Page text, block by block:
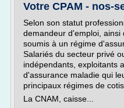
Votre CPAM - nos-
Selon son statut
demandeur d'emploi,
soumis à un régime
Salariés du secteur privé
indépendants, exploitants
d'assurance maladie qui
principaux régimes de
La CNAM, caisse...